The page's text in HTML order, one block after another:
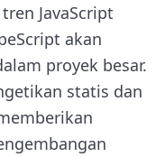
JavaScript
akan
proyek besar.
statis dan